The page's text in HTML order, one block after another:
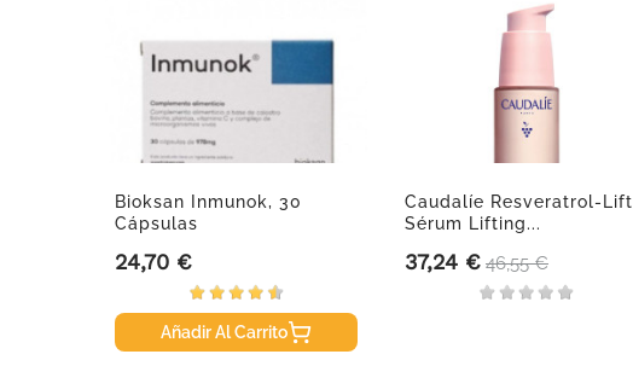
Bioksan Inmunok, 30
Cápsulas
Precio
24,70 €
Añadir Al Carrito
Caudalíe Resveratrol-Lift
Sérum Lifting...
Precio
37,24 € Precio base
46,55 €